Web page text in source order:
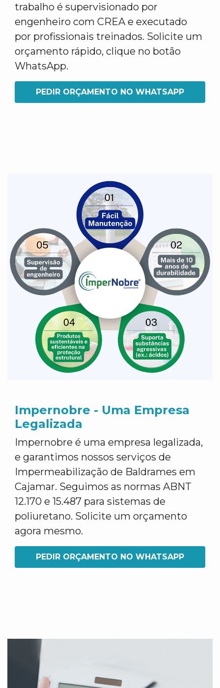
trabalho é supervisionado por
engenheiro com CREA e executado
por profissionais treinados. Solicite um
orçamento rápido, clique no botão
WhatsApp.
PEDIR ORÇAMENTO NO WHATSAPP
Impernobre - Uma Empresa
Legalizada
Impernobre é uma empresa legalizada,
e garantimos nossos serviços de
Impermeabilização de Baldrames em
Cajamar. Seguimos as normas ABNT
12.170 e 15.487 para sistemas de
poliuretano. Solicite um orçamento
agora mesmo.
PEDIR ORÇAMENTO NO WHATSAPP